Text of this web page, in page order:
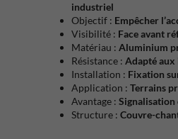
industriel
Objectif : Empêcher
Visibilité : Face avant
Matériau :Aluminium
Résistance :Adapté
Installation : Fixation
Application :Terrains
Avantage :Signalisation
Structure :Couvre-